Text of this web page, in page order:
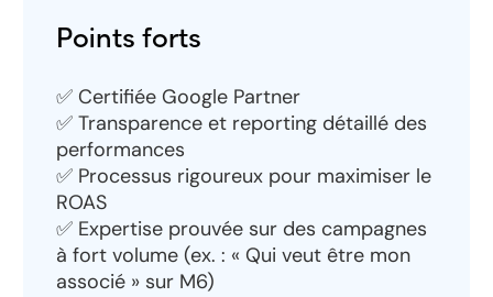
Points forts
✅ Certifiée Google Partner
✅ Transparence et reporting détaillé des
performances
✅ Processus rigoureux pour maximiser le
ROAS
✅ Expertise prouvée sur des campagnes
à fort volume (ex. : « Qui veut être mon
associé » sur M6)